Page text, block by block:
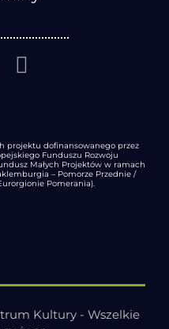
projektu dofinansowanego przez
Funduszu Rozwoju
Małych Projektów w ramach
– Pomorze Przednie /
Pomerania).
Kultury - Wszelkie